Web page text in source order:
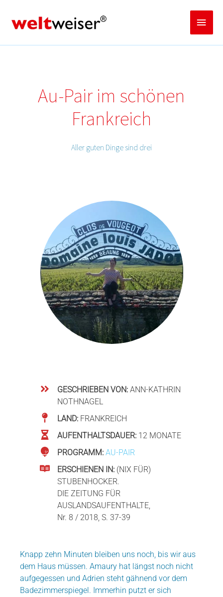
springen
Au-Pair im schönen
Frankreich
Aller guten Dinge sind drei
GESCHRIEBEN VON:ANN-KATHRIN
NOTHNAGEL
LAND: FRANKREICH
AUFENTHALTSDAUER: 12 MONATE
PROGRAMM: AU-PAIR
ERSCHIENEN IN: (NIX FÜR)
STUBENHOCKER.
DIE ZEITUNG FÜR
AUSLANDSAUFENTHALTE,
Nr. 8 / 2018, S. 37-39
Knapp zehn Minuten bleiben uns noch, bis wir aus
dem Haus müssen. Amaury hat längst noch nicht
aufgegessen und Adrien steht gähnend vor dem
Badezimmerspiegel. Immerhin putzt er sich